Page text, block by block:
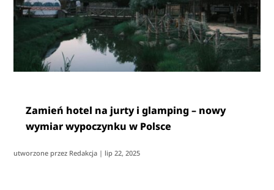
Zamień hotel na jurty i glamping – nowy
wymiar wypoczynku w Polsce
utworzone przez Redakcja | lip 22, 2025